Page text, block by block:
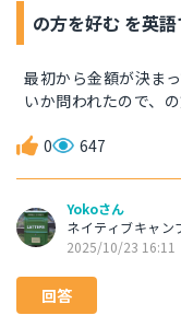
の方を好む を英
最初から金額が決ま
いか問われたので、
0 647
Yokoさん
ネイティブキャン
2025/10/23 16:11
回答